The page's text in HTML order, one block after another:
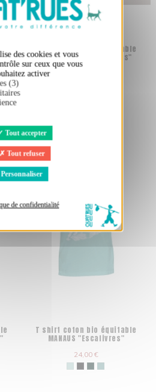
des cookies et vous
sur ceux que vous
activer
(3)
Tout accepter
Tout refuser
Personnaliser
de confidentialité
T shirt coton bio équitable
MANAUS "Homo Eradicus"
T shirt coton bio équitable
MANAUS "Escalivres"
24,00 €